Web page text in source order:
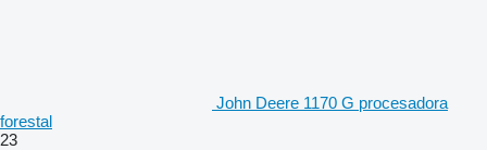
John Deere 1170 G procesadora
forestal
23